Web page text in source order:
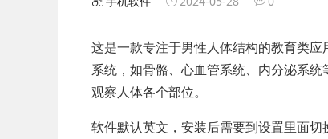
这是一款专注于男性人体结构的教育类
系统，如骨骼、心血管系统、内分泌系
观察人体各个部位。
软件默认英文，安装后需要到设置里面切